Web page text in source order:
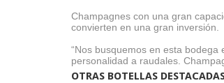
Champagnes con una gran
convierten en una gran inversión.
“Nos busquemos en esta
personalidad a raudales.
OTRAS BOTELLAS